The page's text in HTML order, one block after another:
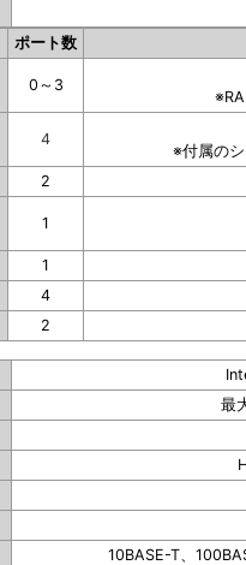
ポート数
0～3
4
※付属の
2
1
1
4
2
最
10BASE-T、